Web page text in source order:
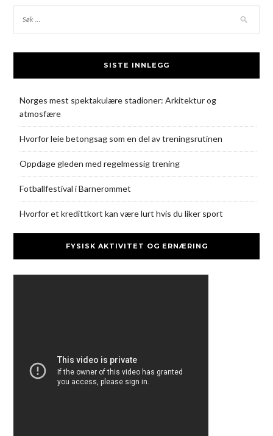
SISTE INNLEGG
Norges mest spektakulære stadioner: Arkitektur og
atmosfære
Hvorfor leie betongsag som en del av treningsrutinen
Oppdage gleden med regelmessig trening
Fotballfestival i Barnerommet
Hvorfor et kredittkort kan være lurt hvis du liker sport
FYSISK AKTIVITET OG ERNÆRING